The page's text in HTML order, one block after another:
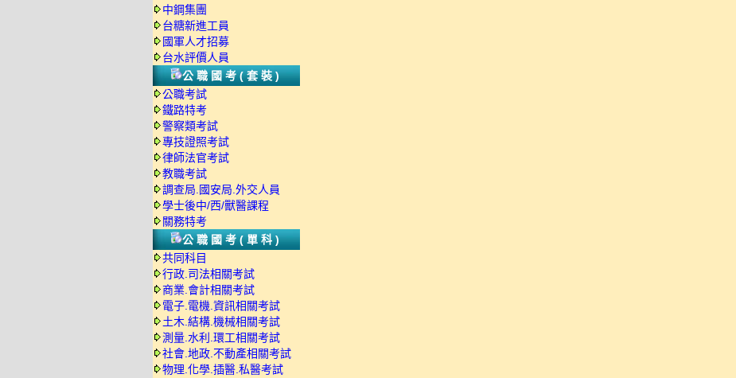
中鋼集團
台糖新進工員
國軍人才招募
台水評價人員
公職國考(套裝)
公職考試
鐵路特考
警察類考試
專技證照考試
律師法官考試
教職考試
調查局.國安局.外交人員
學士後中/西/獸醫課程
關務特考
公職國考(單科)
共同科目
行政.司法相關考試
商業.會計相關考試
電子.電機.資訊相關考試
土木.結構.機械相關考試
測量.水利.環工相關考試
社會.地政.不動產相關考試
物理.化學.插醫.私醫考試